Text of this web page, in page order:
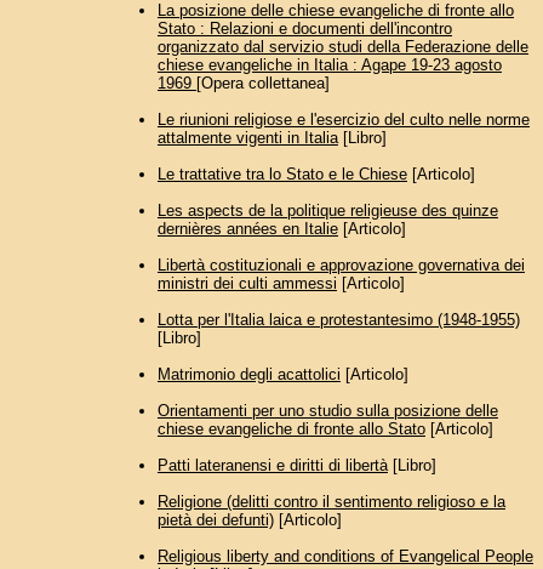
La posizione delle chiese evangeliche di fronte allo
Stato : Relazioni e documenti dell'incontro
organizzato dal servizio studi della Federazione delle
chiese evangeliche in Italia : Agape 19-23 agosto
1969 [Opera collettanea]
Le riunioni religiose e l'esercizio del culto nelle norme
attalmente vigenti in Italia[Libro]
Le trattative tra lo Stato e le Chiese[Articolo]
Les aspects de la politique religieuse des quinze
dernières années en Italie[Articolo]
Libertà costituzionali e approvazione governativa dei
ministri dei culti ammessi [Articolo]
Lotta per l'Italia laica e protestantesimo (1948-1955)
[Libro]
Matrimonio degli acattolici [Articolo]
Orientamenti per uno studio sulla posizione delle
chiese evangeliche di fronte allo Stato[Articolo]
Patti lateranensi e diritti di libertà[Libro]
Religione (delitti contro il sentimento religioso e la
pietà dei defunti)[Articolo]
Religious liberty and conditions of Evangelical People